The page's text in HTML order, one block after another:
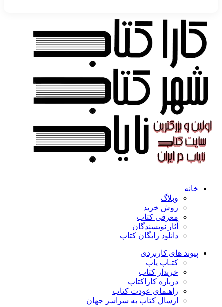
خانه
وبلاگ
روش خرید
معرفی کتاب
آثار نویسندگان
دانلود رایگان کتاب
پیوند های کاربردی
کتـاب یاب
خریدار کتاب
درباره کاراکتاب
راهنمای عودت کتاب
ارسال کتاب به سراسر جهان